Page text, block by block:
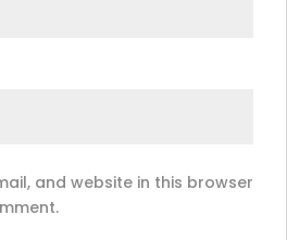
and website in this browser